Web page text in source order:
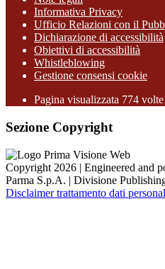
Informativa Privacy
Ufficio Relazioni con il
Dichiarazione di accessibilità
Obiettivi di accessibilità
Whistleblowing
Gestione consensi cookie
Pagina visualizzata 774 volte
Sezione Copyright
Copyright 2026 | Engineered and
Parma S.p.A. | Divisione
Disclaimer trattamento dati